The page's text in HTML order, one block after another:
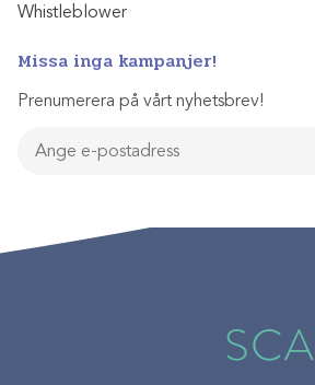
Whistleblower
Missa inga kampanjer!
Prenumerera på vårt nyhetsbrev!